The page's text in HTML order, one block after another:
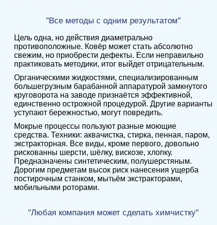
"Все методы с одним результатом"
Цель одна, но действия диаметрально
противоположные. Ковёр может стать абсолютно
свежим, но приобрести дефекты. Если неправильно
практиковать методики, итог выйдет отрицательным.
Органическими жидкостями, специализированным
большегрузным барабанной аппаратурой замкнутого
круговорота на заводе признаётся эффективной,
единственно острожной процедурой. Другие варианты
уступают бережностью, могут повредить.
Мокрые процессы пользуют разные моющие
средства. Техники: аквачистка, стирка, пенная, паром,
экстракторная. Все виды, кроме первого, довольно
рискованны шерсти, шёлку, вискозе, хлопку.
Предназначены синтетическим, полушерстяным.
Дорогим предметам высок риск нанесения ущерба
постирочным станком, мытьём экстракторами,
мобильными роторами.
"Любая компания может сделать химчистку"